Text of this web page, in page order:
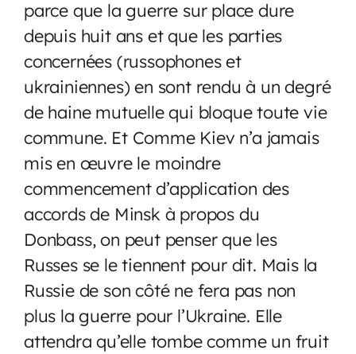
parce que la guerre sur place dure
depuis huit ans et que les parties
concernées (russophones et
ukrainiennes) en sont rendu à un degré
de haine mutuelle qui bloque toute vie
commune. Et Comme Kiev n’a jamais
mis en œuvre le moindre
commencement d’application des
accords de Minsk à propos du
Donbass, on peut penser que les
Russes se le tiennent pour dit. Mais la
Russie de son côté ne fera pas non
plus la guerre pour l’Ukraine. Elle
attendra qu’elle tombe comme un fruit